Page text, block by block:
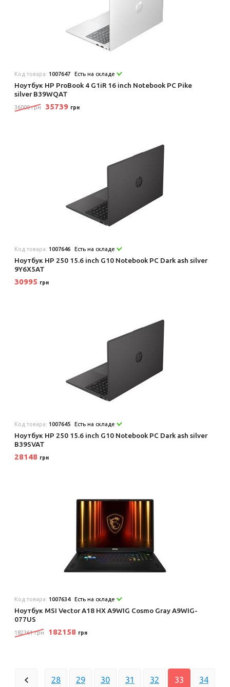
Код товара: 1007647 Есть на складе
Ноутбук HP ProBook 4 G1iR 16 inch Notebook PC Pike
silver B39WQAT
36000 грн 35739 грн
Код товара: 1007646 Есть на складе
Ноутбук HP 250 15.6 inch G10 Notebook PC Dark ash silver
9Y6X5AT
30995 грн
Код товара: 1007645 Есть на складе
Ноутбук HP 250 15.6 inch G10 Notebook PC Dark ash silver
B39SVAT
28148 грн
Код товара: 1007634 Есть на складе
Ноутбук MSI Vector A18 HX A9WIG Cosmo Gray A9WIG-
077US
182361 грн 182158 грн
28 29 30 31 32 33 34